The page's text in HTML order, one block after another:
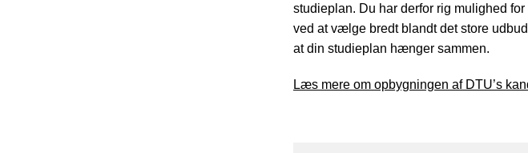
studieplan. Du har derfor rig mulighed
ved at vælge bredt blandt det store
at din studieplan hænger sammen.
Læs mere om opbygningen af DTU’s